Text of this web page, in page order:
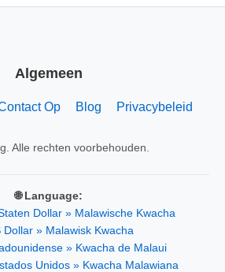
Algemeen
Op Blog Privacybeleid
Alle rechten voorbehouden.
🌐 Language:
Dollar » Malawische Kwacha
Dollar » Malawisk Kwacha
» Kwacha de Malaui
Unidos » Kwacha Malawiana